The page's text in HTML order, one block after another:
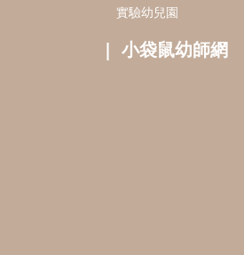
實驗幼兒園
小袋鼠幼師網